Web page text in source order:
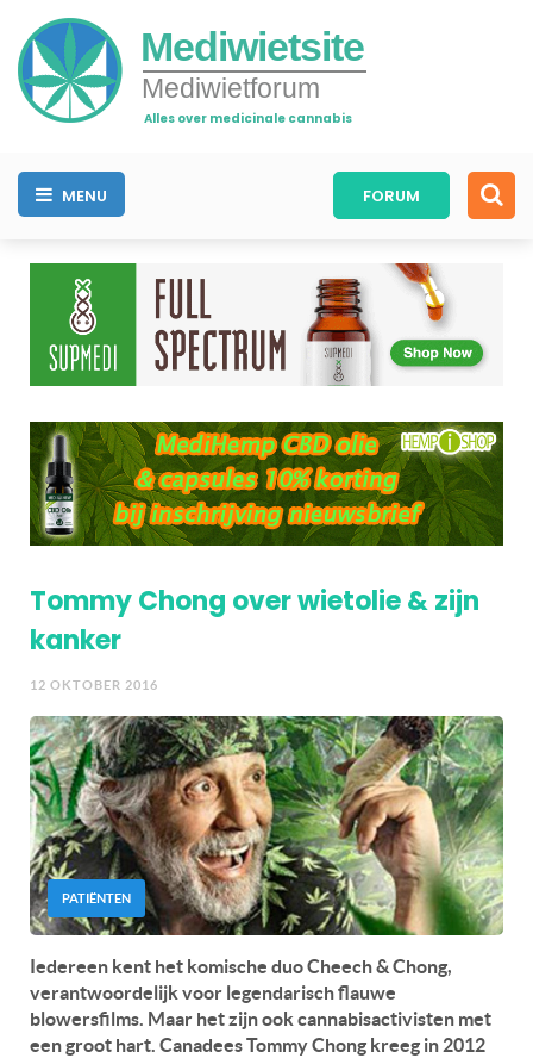
Mediwietsite
Mediwietforum
Alles over medicinale cannabis
MENU FORUM
Tommy Chong over wietolie & zijn
kanker
12 OKTOBER 2016
PATIËNTEN
Iedereen kent het komische duo Cheech & Chong,
verantwoordelijk voor legendarisch flauwe
blowersfilms. Maar het zijn ook cannabisactivisten met
een groot hart. Canadees Tommy Chong kreeg in 2012